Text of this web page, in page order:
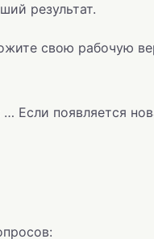
результат.
свою рабочую
Если появляется